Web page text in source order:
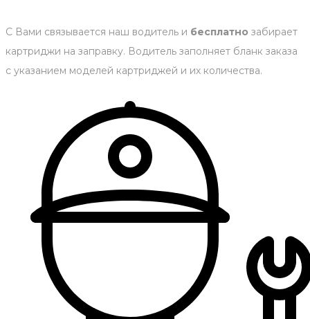
С Вами связывается наш водитель и бесплатно забирает
картриджи на заправку. Водитель заполняет бланк заказа
с указанием моделей картриджей и их количества.